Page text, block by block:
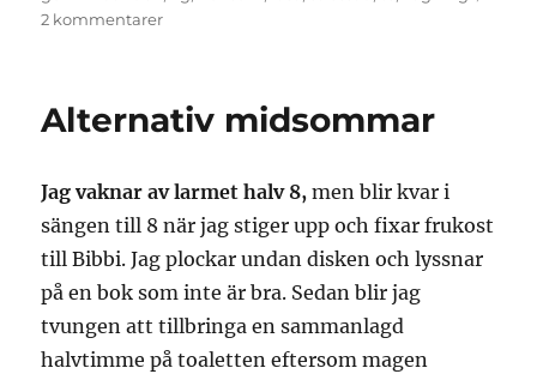
2 kommentarertill
Alternativ midsommar
Jag vaknar av larmet halv 8, men blir kvar i
sängen till 8 när jag stiger upp och fixar frukost
till Bibbi. Jag plockar undan disken och lyssnar
på en bok som inte är bra. Sedan blir jag
tvungen att tillbringa en sammanlagd
halvtimme på toaletten eftersom magen